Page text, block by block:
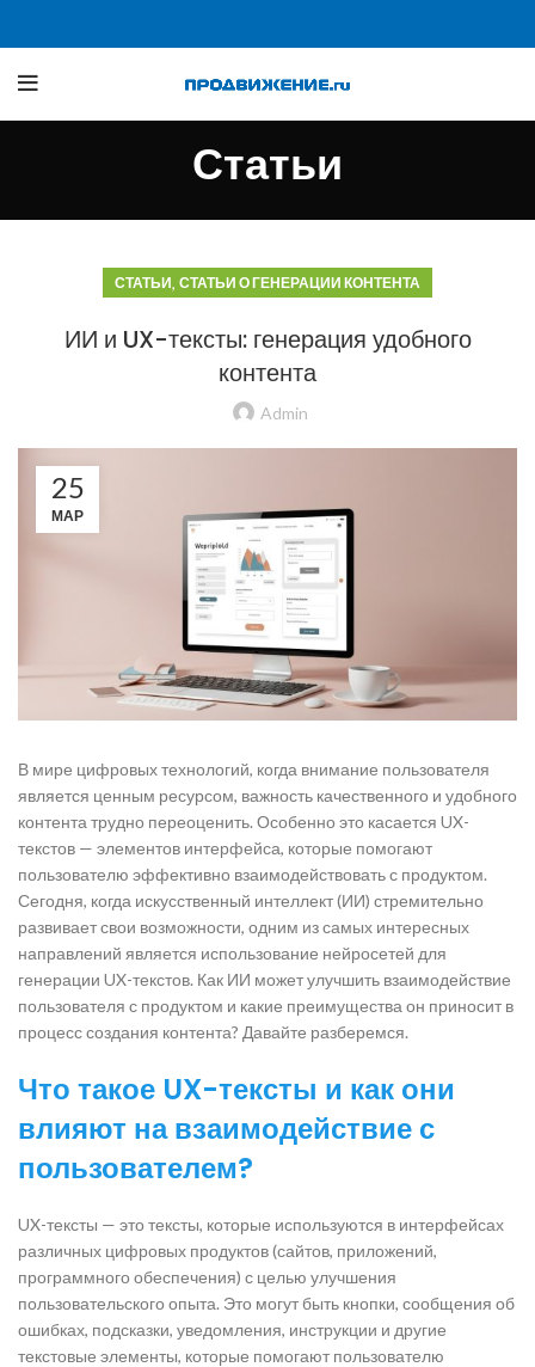
Статьи
СТАТЬИ, СТАТЬИ О ГЕНЕРАЦИИ КОНТЕНТА
ИИ и UX-тексты: генерация удобного
контента
Admin
25
МАР
В мире цифровых технологий, когда внимание пользователя
является ценным ресурсом, важность качественного и удобного
контента трудно переоценить. Особенно это касается UX-
текстов — элементов интерфейса, которые помогают
пользователю эффективно взаимодействовать с продуктом.
Сегодня, когда искусственный интеллект (ИИ) стремительно
развивает свои возможности, одним из самых интересных
направлений является использование нейросетей для
генерации UX-текстов. Как ИИ может улучшить взаимодействие
пользователя с продуктом и какие преимущества он приносит в
процесс создания контента? Давайте разберемся.
Что такое UX-тексты и как они
влияют на взаимодействие с
пользователем?
UX-тексты — это тексты, которые используются в интерфейсах
различных цифровых продуктов (сайтов, приложений,
программного обеспечения) с целью улучшения
пользовательского опыта. Это могут быть кнопки, сообщения об
ошибках, подсказки, уведомления, инструкции и другие
текстовые элементы, которые помогают пользователю